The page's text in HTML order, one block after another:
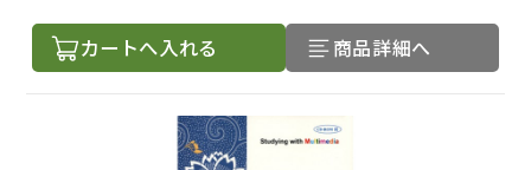
カートへ入れる 商品詳細へ